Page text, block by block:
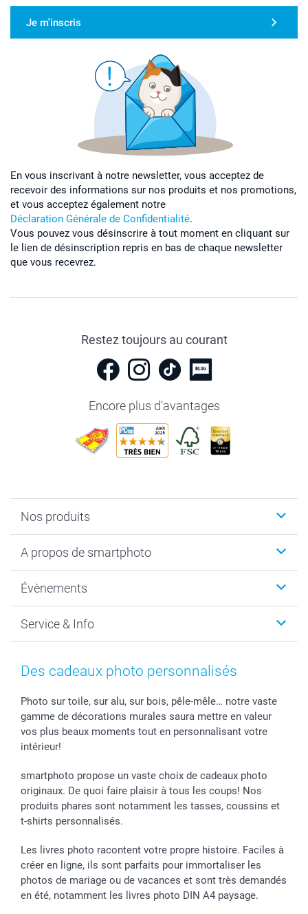
Je m'inscris
En vous inscrivant à notre newsletter, vous acceptez de
recevoir des informations sur nos produits et nos promotions,
et vous acceptez également notre
Déclaration Générale de Confidentialité.
Vous pouvez vous désinscrire à tout moment en cliquant sur
le lien de désinscription repris en bas de chaque newsletter
que vous recevrez.
Restez toujours au courant
Encore plus d'avantages
Nos produits
Cadeaux photo
MyNameBook
Développement photo & Tirage photo
Cadres photo & accessoires déco
Stickers & Etiquettes
Chèque Cadeau
A propos de smartphoto
Durabilité
Gestion des cookies
Mentions Légales
Affiliation
Investor Relations
B2B smartbusiness
Évènements
Nouvel An
Fête des Mères
Confirmation ou communion
Mariage
Fête d'anniversaire
Tous les évènements
Service & Info
Tarifs et frais de livraison
Livraison en 48 heures
Modes de Paiement
Identifiez-vous
Statut de ma commande
smarfriends
smartgarantie
smartbonus
Des cadeaux photo personnalisés
Photo sur toile, sur alu, sur bois, pêle-mêle… notre vaste
gamme de décorations murales saura mettre en valeur
vos plus beaux moments tout en personnalisant votre
intérieur!
smartphoto propose un vaste choix de cadeaux photo
originaux. De quoi faire plaisir à tous les coups! Nos
produits phares sont notamment les tasses, coussins et
t-shirts personnalisés.
Les livres photo racontent votre propre histoire. Faciles à
créer en ligne, ils sont parfaits pour immortaliser les
photos de mariage ou de vacances et sont très demandés
en été, notamment les livres photo DIN A4 paysage.